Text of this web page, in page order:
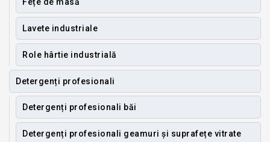
Lavete industriale
Role hârtie industrială
Detergenți profesionali
Detergenți profesionali băi
Detergenți profesionali geamuri și suprafețe vitrate